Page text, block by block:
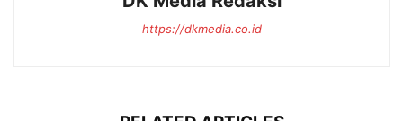
https://dkmedia.co.id